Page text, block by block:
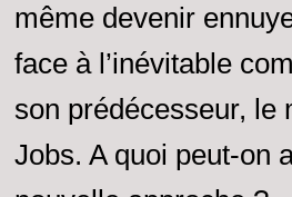
même devenir
face à l’inévitable
son prédécesseur, le
Jobs. A quoi peut-on